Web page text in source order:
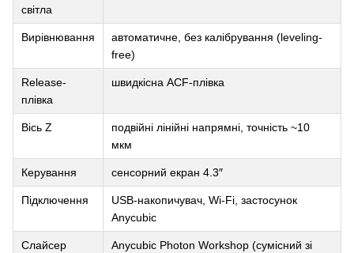
світла
Вирівнювання
автоматичне, без калібрування (leveling-
free)
Release-
плівка
швидкісна ACF-плівка
Вісь Z
подвійні лінійні напрямні, точність ~10
мкм
Керування сенсорний екран 4.3″
Підключення
USB-накопичувач, Wi-Fi, застосунок
Anycubic
Слайсер
Anycubic Photon Workshop (сумісний зі